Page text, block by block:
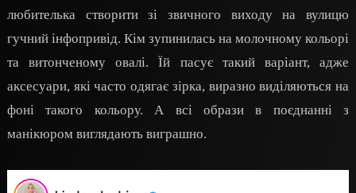
любителька створити зі звичного виходу на вулицю
гучний інфопривід. Кім зупинилась на молочному кольорі
та витонченому овалі. Їй пасує такий варіант, адже
аксесуари, які часто одягає зірка, виразно виділяються на
фоні такого кольору. А всі образи в поєднанні з
манікюром виглядають виграшно.